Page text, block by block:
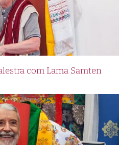
com Lama Samten